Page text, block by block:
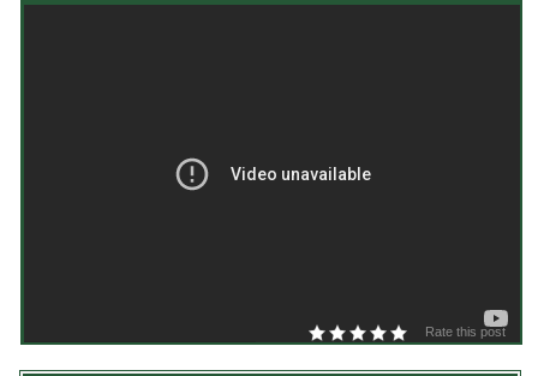
Rate this post